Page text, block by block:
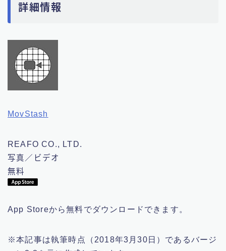
詳細情報
MovStash
REAFO CO., LTD.
写真／ビデオ
無料
App Storeから無料でダウンロードできます。
※本記事は執筆時点（2018年3月30日）であるバージ